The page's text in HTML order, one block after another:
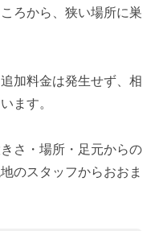
ろから、狭い場所に巣
加料金は発生せず、相
ます。
さ・場所・足元からの
のスタッフからおおま